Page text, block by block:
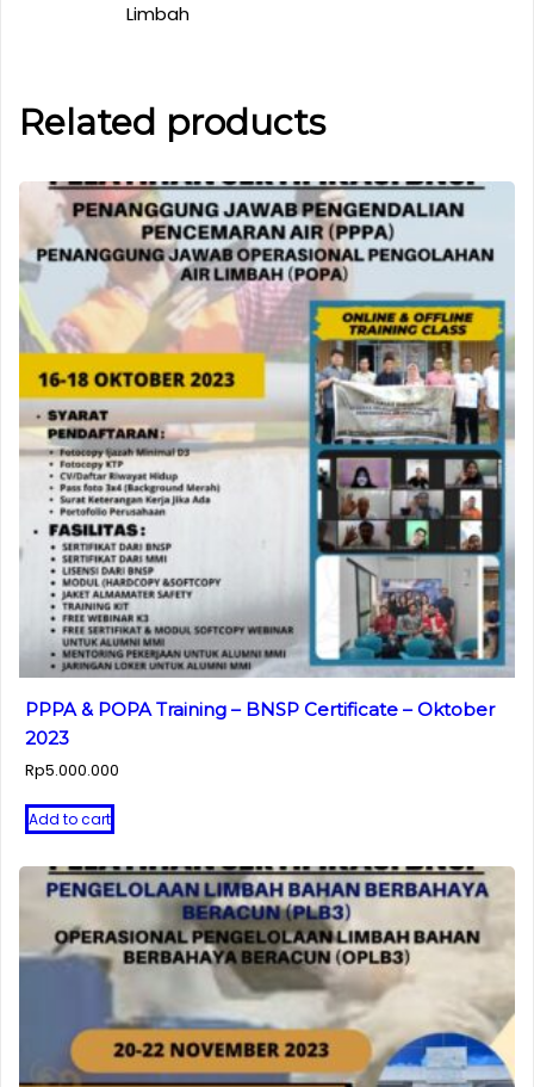
Limbah
Related products
PPPA & POPA Training – BNSP Certificate – Oktober
2023
Rp5.000.000
Add to cart